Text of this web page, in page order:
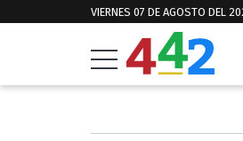
VIERNES 07 DE AGOSTO DEL